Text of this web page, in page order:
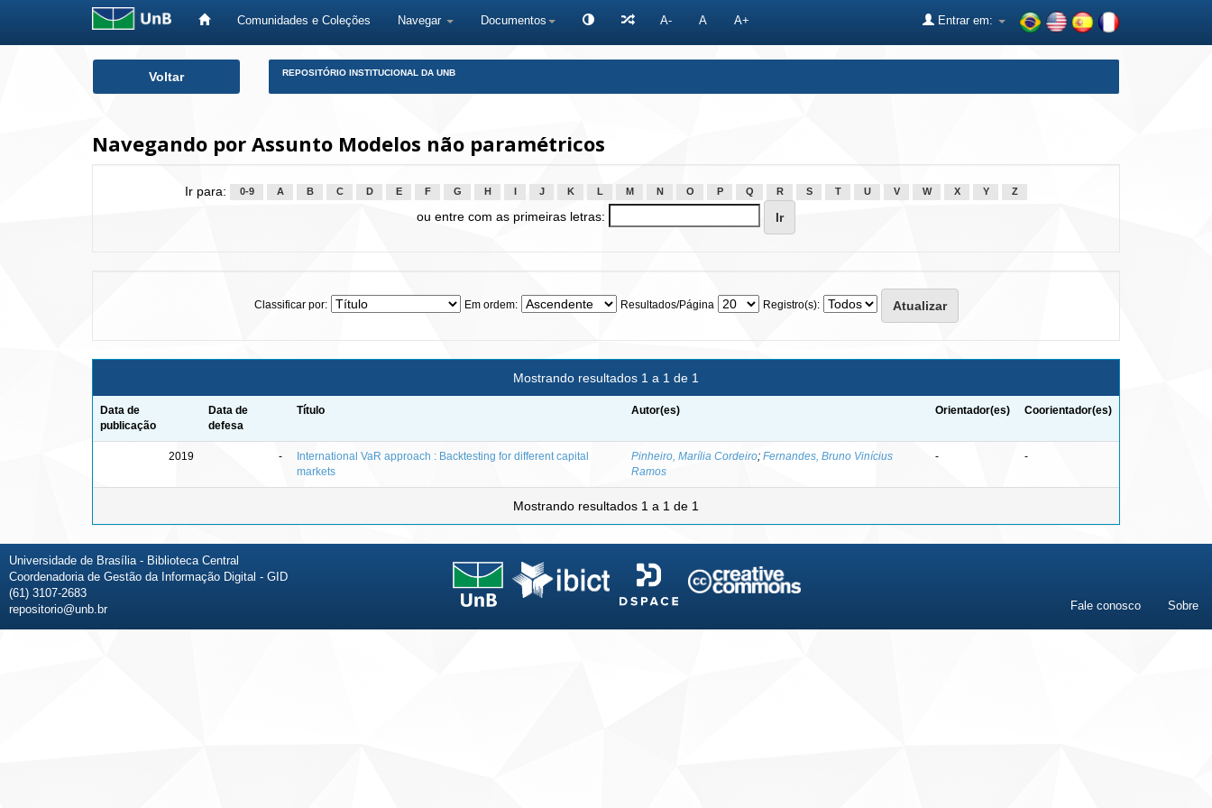
Comunidades e Coleções Navegar Documentos A- A A+ Entrar em:
Voltar REPOSITÓRIO INSTITUCIONAL DA UNB
Navegando por Assunto Modelos não paramétricos
Ir para: 0-9 A B C D E F G H J K L M N O P Q R S T U V W X Y Z
ou entre com as primeiras letras:
Classificar por: Em ordem: Resultados/Página Registro(s):
Mostrando resultados 1 a 1 de 1
Data de
publicação
Data de
defesa
Título Autor(es) Orientador(es) Coorientador(es)
2019 -
International VaR approach : Backtesting for different capital
markets
Pinheiro, Marília Cordeiro; Fernandes, Bruno Vinícius
Ramos
- -
Mostrando resultados 1 a 1 de 1
Universidade de Brasília - Biblioteca Central
Coordenadoria de Gestão da Informação Digital - GID
(61) 3107-2683
repositorio@unb.br
Fale conosco Sobre